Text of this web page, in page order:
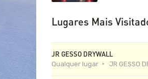
Lugares Mais
JR GESSO DRYWALL
Qualquer lugar JR GESSO